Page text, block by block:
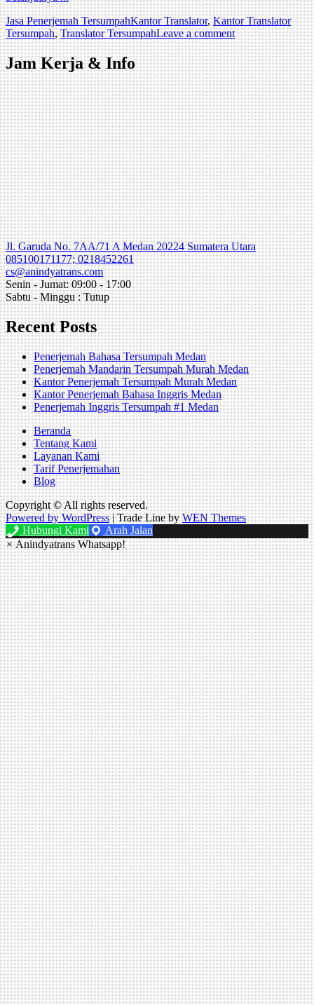
Jasa Penerjemah TersumpahKantor Translator,Kantor Translator
Tersumpah,Translator TersumpahLeave a comment
Jam Kerja & Info
Jl. Garuda No. 7AA/71 A Medan 20224 Sumatera Utara
085100171177; 0218452261
cs@anindyatrans.com
Senin - Jumat: 09:00 - 17:00
Sabtu - Minggu : Tutup
Recent Posts
Penerjemah Bahasa Tersumpah Medan
Penerjemah Mandarin Tersumpah Murah Medan
Kantor Penerjemah Tersumpah Murah Medan
Kantor Penerjemah Bahasa Inggris Medan
Penerjemah Inggris Tersumpah #1 Medan
Beranda
Tentang Kami
Layanan Kami
Tarif Penerjemahan
Blog
Copyright © All rights reserved.
Powered by WordPress |Trade Line byWEN Themes
Hubungi Kami
Arah Jalan
×Anindyatrans Whatsapp!